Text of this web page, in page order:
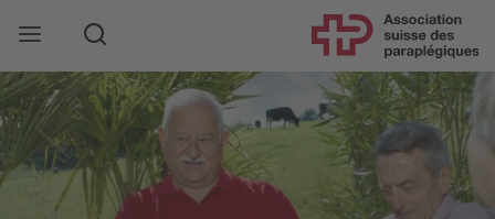
Rechercher